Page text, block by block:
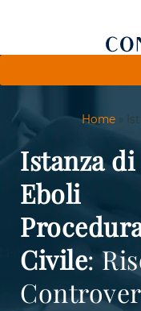
Home »
Istanza
Eboli
Civile: